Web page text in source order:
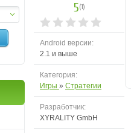
5(1)
Android версии:
2.1 и выше
Категория:
Игры » Стратегии
Разработчик:
XYRALITY GmbH